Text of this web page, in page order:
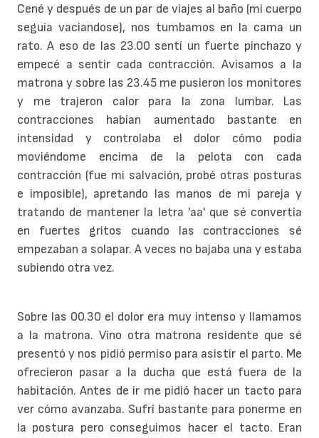
Cené y después de un par de viajes al baño (mi cuerpo
seguía vaciandose), nos tumbamos en la cama un
rato. A eso de las 23.00 sentí un fuerte pinchazo y
empecé a sentir cada contracción. Avisamos a la
matrona y sobre las 23.45 me pusieron los monitores
y me trajeron calor para la zona lumbar. Las
contracciones habían aumentado bastante en
intensidad y controlaba el dolor cómo podía
moviéndome encima de la pelota con cada
contracción (fue mi salvación, probé otras posturas
e imposible), apretando las manos de mi pareja y
tratando de mantener la letra 'aa' que sé convertía
en fuertes gritos cuando las contracciones sé
empezaban a solapar. A veces no bajaba una y estaba
subiendo otra vez.
Sobre las 00.30 el dolor era muy intenso y llamamos
a la matrona. Vino otra matrona residente que sé
presentó y nos pidió permiso para asistir el parto. Me
ofrecieron pasar a la ducha que está fuera de la
habitación. Antes de ir me pidió hacer un tacto para
ver cómo avanzaba. Sufrí bastante para ponerme en
la postura pero conseguimos hacer el tacto. Eran